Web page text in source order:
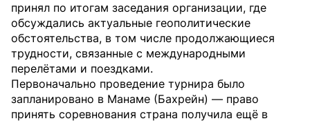
принял по итогам заседания организации, где
обсуждались актуальные геополитические
обстоятельства, в том числе продолжающиеся
трудности, связанные с международными
перелётами и поездками.
Первоначально проведение турнира было
запланировано в Манаме (Бахрейн) — право
принять соревнования страна получила ещё в